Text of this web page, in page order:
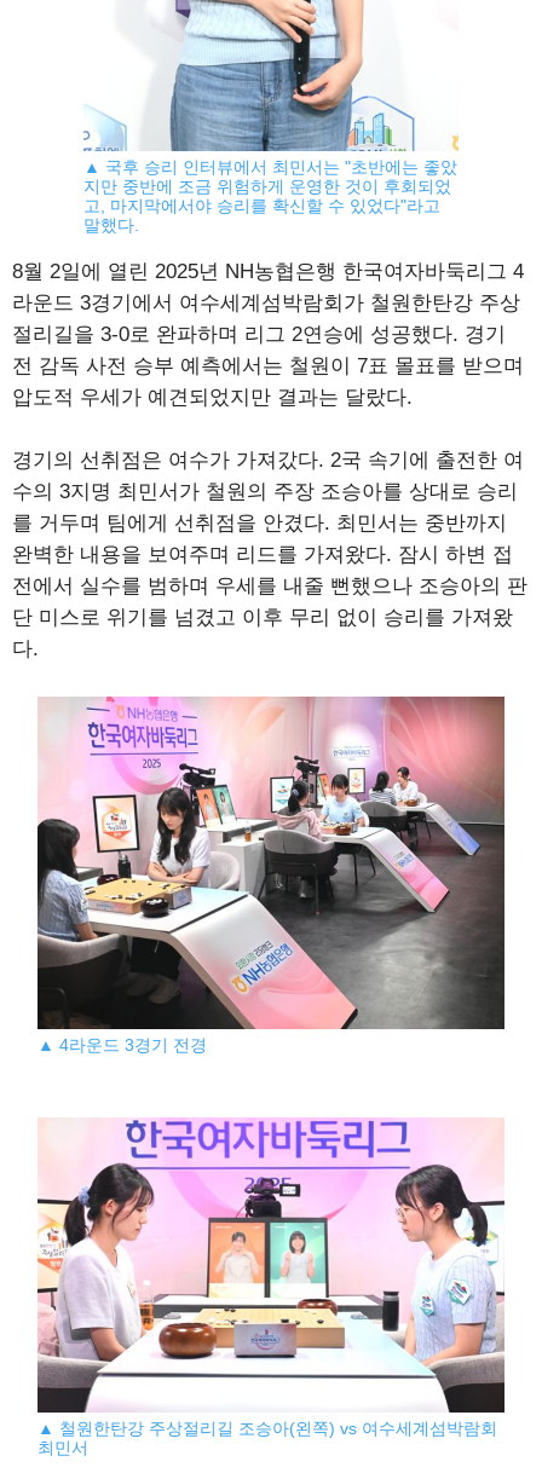
▲ 국후 승리 인터뷰에서 최민서는 "초반에는 좋았
지만 중반에 조금 위험하게 운영한 것이 후회되었
고, 마지막에서야 승리를 확신할 수 있었다"라고
말했다.
8월 2일에 열린 2025년 NH농협은행 한국여자바둑리그 4
라운드 3경기에서 여수세계섬박람회가 철원한탄강 주상
절리길을 3-0로 완파하며 리그 2연승에 성공했다. 경기
전 감독 사전 승부 예측에서는 철원이 7표 몰표를 받으며
압도적 우세가 예견되었지만 결과는 달랐다.
경기의 선취점은 여수가 가져갔다. 2국 속기에 출전한 여
수의 3지명 최민서가 철원의 주장 조승아를 상대로 승리
를 거두며 팀에게 선취점을 안겼다. 최민서는 중반까지
완벽한 내용을 보여주며 리드를 가져왔다. 잠시 하변 접
전에서 실수를 범하며 우세를 내줄 뻔했으나 조승아의 판
단 미스로 위기를 넘겼고 이후 무리 없이 승리를 가져왔
다.
▲ 4라운드 3경기 전경
▲ 철원한탄강 주상절리길 조승아(왼쪽) vs 여수세계섬박람회
최민서